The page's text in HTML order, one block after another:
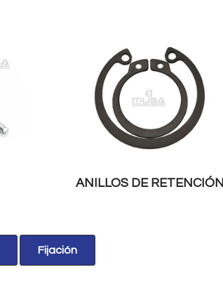
ANILLOS DE RETENCIÓN
Fijación